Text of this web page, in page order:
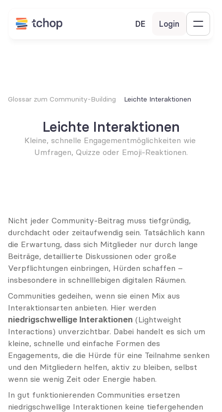
DE Login
Glossar zum Community-Building Leichte Interaktionen
Leichte Interaktionen
Kleine, schnelle Engagementmöglichkeiten wie
Umfragen, Quizze oder Emoji-Reaktionen.
Nicht jeder Community-Beitrag muss tiefgründig,
durchdacht oder zeitaufwendig sein. Tatsächlich kann
die Erwartung, dass sich Mitglieder nur durch lange
Beiträge, detaillierte Diskussionen oder große
Verpflichtungen einbringen, Hürden schaffen –
insbesondere in schnelllebigen digitalen Räumen.
Communities gedeihen, wenn sie einen Mix aus
niedrigschwellige Interaktionen (Lightweight
Interactions) unverzichtbar. Dabei handelt es sich um
kleine, schnelle und einfache Formen des
Engagements, die die Hürde für eine Teilnahme senken
und den Mitgliedern helfen, aktiv zu bleiben, selbst
wenn sie wenig Zeit oder Energie haben.
In gut funktionierenden Communities ersetzen
niedrigschwellige Interaktionen keine tiefergehenden